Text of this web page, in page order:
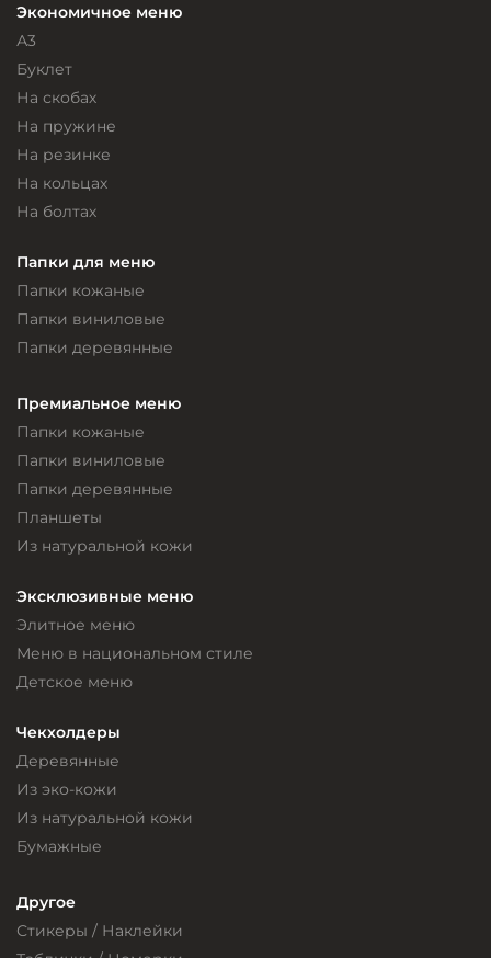
Экономичное меню
А3
Буклет
На скобах
На пружине
На резинке
На кольцах
На болтах
Папки для меню
Папки кожаные
Папки виниловые
Папки деревянные
Премиальное меню
Папки кожаные
Папки виниловые
Папки деревянные
Планшеты
Из натуральной кожи
Эксклюзивные меню
Элитное меню
Меню в национальном стиле
Детское меню
Чекхолдеры
Деревянные
Из эко-кожи
Из натуральной кожи
Бумажные
Другое
Стикеры / Наклейки